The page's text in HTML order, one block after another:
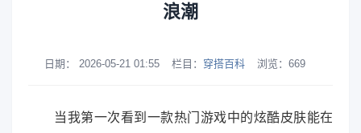
浪潮
日期： 2026-05-21 01:55 栏目： 穿搭百科 浏览： 669
当我第一次看到一款热门游戏中的炫酷皮肤能在